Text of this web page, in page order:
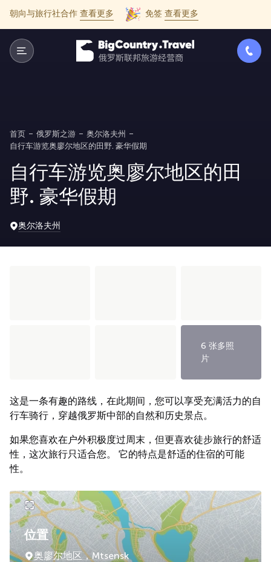
朝向与旅行社合作 查看更多 免签 查看更多
首页 俄罗斯之游
奥尔洛夫州
自行车游览奥廖尔地区的田野. 豪华假期
自行车游览奥廖尔地区的田
野. 豪华假期
奥尔洛夫州
6 张多照
片
这是一条有趣的路线，在此期间，您可以享受充满活力的自
行车骑行，穿越俄罗斯中部的自然和历史景点。
如果您喜欢在户外积极度过周末，但更喜欢徒步旅行的舒适
性，这次旅行只适合您。 它的特点是舒适的住宿的可能
性。
位置
奥廖尔地区，Mtsensk